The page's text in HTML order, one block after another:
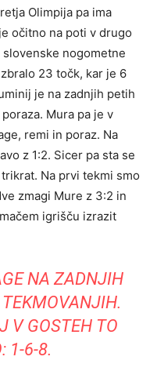
Olimpija pa ima
očitno na poti v drugo
slovenske nogometne
23 točk, kar je 6
je na zadnjih petih
Mura pa je v
remi in poraz. Na
z 1:2. Sicer pa sta se
Na prvi tekmi smo
zmagi Mure z 3:2 in
igrišču izrazit
NA ZADNJIH
V GOSTEH TO
1-6-8.